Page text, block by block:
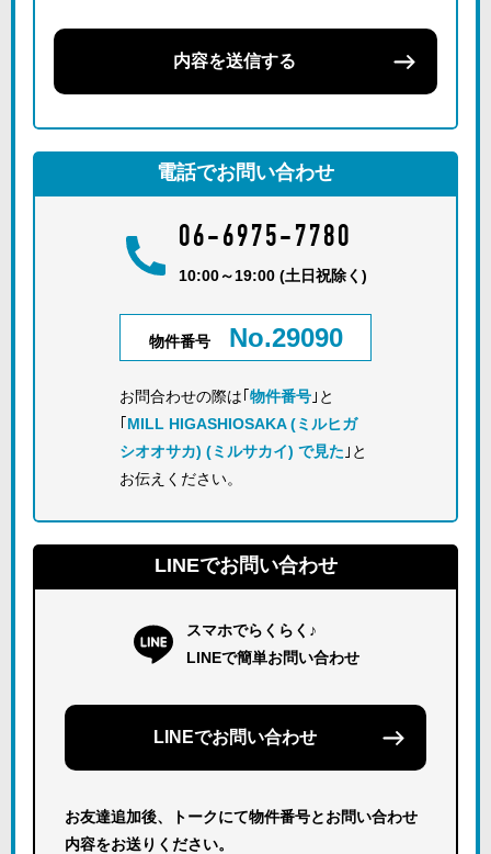
内容を送信する
電話でお問い合わせ
06-6975-7780
10:00～19:00 (土日祝除く)
物件番号 No.29090
お問合わせの際は｢ 物件番号 ｣と
MILL HIGASHIOSAKA (ミルヒガ
シオオサカ) (ミルサカイ) で見た ｣と
お伝えください。
LINEでお問い合わせ
スマホでらくらく♪
LINEで簡単お問い合わせ
LINEでお問い合わせ
お友達追加後、トークにて物件番号とお問い合わせ
内容をお送りください。